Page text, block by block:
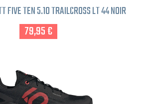
FIVE TEN 5.10 TRAILCROSS LT 44 NOIR
79,95 €